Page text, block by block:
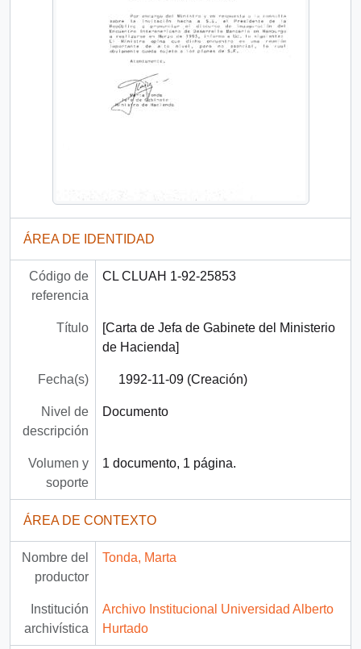
ÁREA DE IDENTIDAD
Código de
referencia
CL CLUAH 1-92-25853
Título
[Carta de Jefa de Gabinete del Ministerio
de Hacienda]
Fecha(s) 1992-11-09 (Creación)
Nivel de
descripción
Documento
Volumen y
soporte
1 documento, 1 página.
ÁREA DE CONTEXTO
Nombre del
productor
Tonda, Marta
Institución
archivística
Archivo Institucional Universidad Alberto
Hurtado